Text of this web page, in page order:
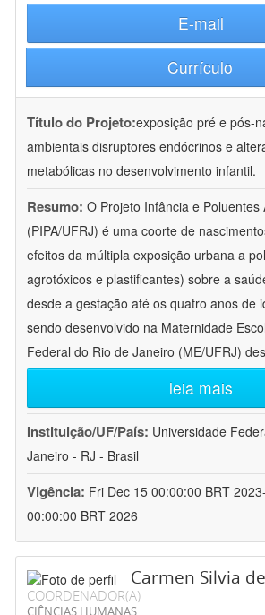
E-mail
Currículo
Título do Projeto:exposição pré e pós-
ambientais disruptores endócrinos e
metabólicas no desenvolvimento infantil.
Resumo: O Projeto Infância e Poluentes
(PIPA/UFRJ) é uma coorte de
efeitos da múltipla exposição urbana a
agrotóxicos e plastificantes) sobre a
desde a gestação até os quatro anos de
sendo desenvolvido na Maternidade
Federal do Rio de Janeiro (ME/UFRJ)
leia mais
Instituição/UF/País: Universidade
Janeiro - RJ - Brasil
Vigência: Fri Dec 15 00:00:00 BRT
00:00:00 BRT 2026
Carmen Silvia
COORDENADOR(A)
CIÊNCIAS HUMANAS